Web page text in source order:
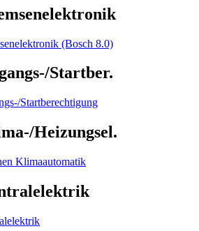
(Bosch 8.0)
Startber.
Startberechtigung
Heizungsel.
Klimaautomatik